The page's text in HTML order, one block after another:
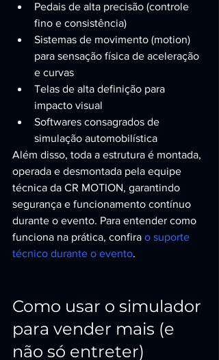
Pedais de alta precisão (controle
fino e consistência)
Sistemas de movimento (motion)
para sensação física de aceleração
e curvas
Telas de alta definição para
impacto visual
Softwares consagrados de
simulação automobilística
Além disso, toda a estrutura é montada,
operada e desmontada pela equipe
técnica da CR MOTION, garantindo
segurança e funcionamento contínuo
durante o evento. Para entender como
funciona na prática, confira o suporte
técnico durante o evento.
Como usar o simulador
para vender mais (e
não só entreter)